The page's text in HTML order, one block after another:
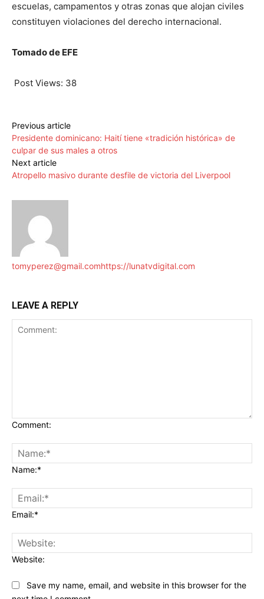
escuelas, campamentos y otras zonas que alojan civiles
constituyen violaciones del derecho internacional.
Tomado de EFE
Post Views: 38
Previous article
Presidente dominicano: Haití tiene «tradición histórica» de
culpar de sus males a otros
Next article
Atropello masivo durante desfile de victoria del Liverpool
tomyperez@gmail.comhttps://lunatvdigital.com
LEAVE A REPLY
Comment:
Name:*
Email:*
Website:
Save my name, email, and website in this browser for the